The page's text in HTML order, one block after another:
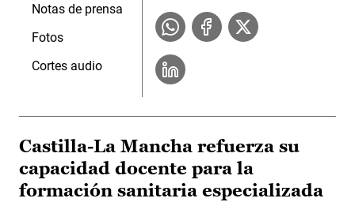
Notas de prensa
Fotos
Cortes audio
Castilla-La Mancha refuerza su
capacidad docente para la
formación sanitaria especializada